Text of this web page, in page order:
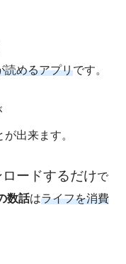
読めるアプリです。
出来ます。
ロードするだけで
数話はライフを消費